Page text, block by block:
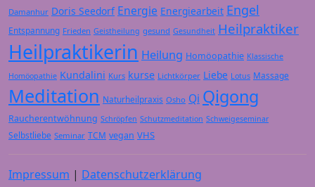
Damanhur Doris Seedorf Energie Energiearbeit Engel
Entspannung Frieden Geistheilung gesund Gesundheit Heilpraktiker
Heilpraktikerin Heilung Homöopathie Klassische
Homöopathie Kundalini Kurs kurse Lichtkörper Liebe Lotus Massage
Meditation Naturheilpraxis Osho Qi Qigong
Raucherentwöhnung Schröpfen Schutzmeditation Schweigeseminar
Selbstliebe Seminar TCM vegan VHS
Impressum | Datenschutzerklärung